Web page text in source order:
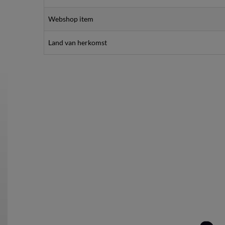
Webshop item
Land van herkomst